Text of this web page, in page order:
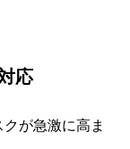
応
が急激に高ま